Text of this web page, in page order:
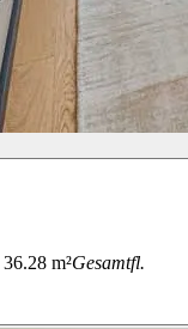
36.28 m²Gesamtfl.